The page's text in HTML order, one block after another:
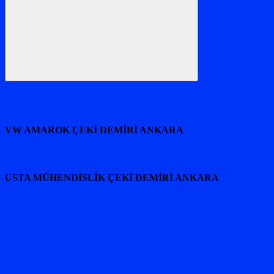
Ara
VW AMAROK ÇEKİ DEMİRİ ANKARA
USTA MÜHENDİSLİK ÇEKİ DEMİRİ ANKARA